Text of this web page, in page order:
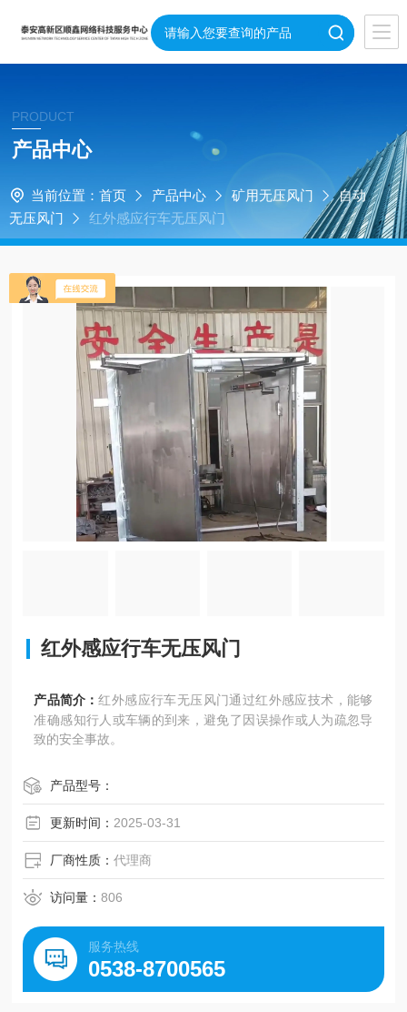
PRODUCT
产品中心
当前位置： 首页 产品中心 矿用无压风门
自动
无压风门
红外感应行车无压风门
红外感应行车无压风门
产品简介：红外感应行车无压风门通过红外感应技术，能够
准确感知行人或车辆的到来，避免了因误操作或人为疏忽导
致的安全事故。
产品型号：
更新时间： 2025-03-31
厂商性质：代理商
访问量：806
服务热线
0538-8700565